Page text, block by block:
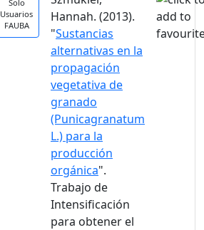
Solo
Usuarios
FAUBA
Hannah. (2013).
"Sustancias
alternativas en la
propagación
vegetativa de
granado
(Punicagranatum
L.) para la
producción
orgánica".
Trabajo de
Intensificación
para obtener el